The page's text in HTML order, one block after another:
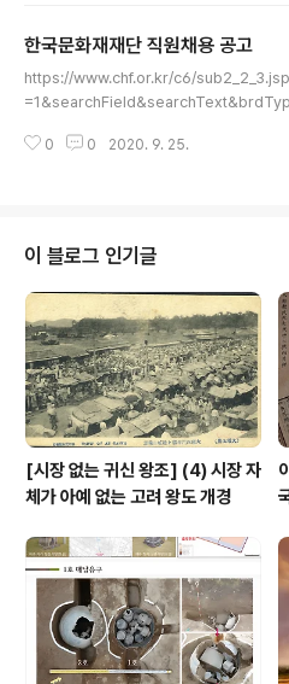
공무원 총살 후 기름 붓고 태웠다…文대통령 "
연합뉴스 北, 南공무원 총살 후 기름 붓고 태
령 "용납 안돼", 정빛나기자, 북한뉴스 (송고
무얼 하겠다는 생각은 접은지 오래다. 자발로
한국문화재재단 직원채용 공고
https://www.chf.or.kr/c6/
- 한국문화재재단 모집부문 및 자격요건 가.
한국문화재보호재단으로 문화재청 소속입니
0 0 2020. 9. 25.
이 블로그 인기글
[시장 없는 귀신 왕조] (4) 시장 자
체가 아예 없는 고려 왕도 개경